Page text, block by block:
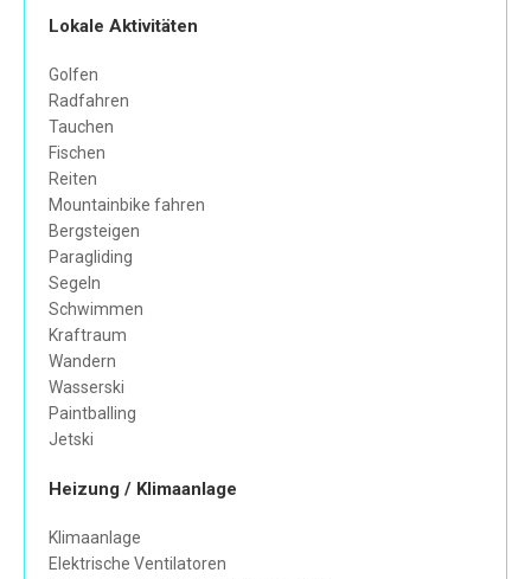
Lokale Aktivitäten
Golfen
Radfahren
Tauchen
Fischen
Reiten
Mountainbike fahren
Bergsteigen
Paragliding
Segeln
Schwimmen
Kraftraum
Wandern
Wasserski
Paintballing
Jetski
Heizung / Klimaanlage
Klimaanlage
Elektrische Ventilatoren